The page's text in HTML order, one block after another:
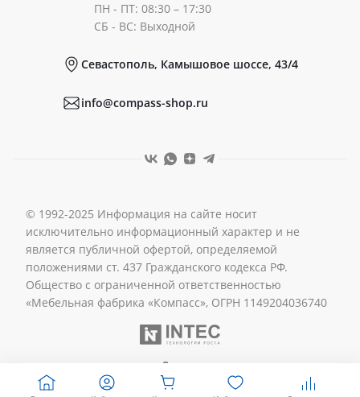
ПН - ПТ: 08:30 – 17:30
СБ - ВС: Выходной
Севастополь, Камышовое шоссе, 43/4
info@compass-shop.ru
© 1992-2025 Информация на сайте носит
исключительно информационный характер и не
является публичной офертой, определяемой
положениями ст. 437 Гражданского кодекса РФ.
Общество с ограниченной ответственностью
«Мебельная фабрика «Компасс», ОГРН 1149204036740